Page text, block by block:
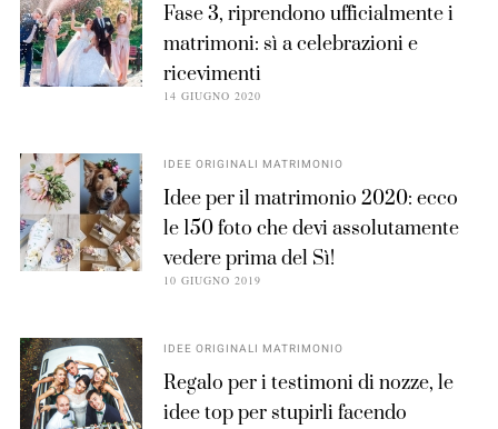
Fase 3, riprendono ufficialmente i
matrimoni: sì a celebrazioni e
ricevimenti
14 GIUGNO 2020
IDEE ORIGINALI MATRIMONIO
Idee per il matrimonio 2020: ecco
le 150 foto che devi assolutamente
vedere prima del Sì!
10 GIUGNO 2019
IDEE ORIGINALI MATRIMONIO
Regalo per i testimoni di nozze, le
idee top per stupirli facendo